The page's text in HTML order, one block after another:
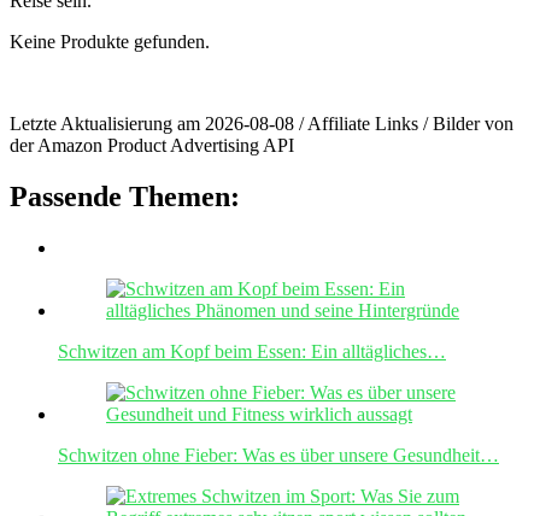
Keine Produkte gefunden.
Letzte Aktualisierung am 2026-08-08 / Affiliate Links / Bilder von
der Amazon Product Advertising API
Passende Themen:
Schwitzen am Kopf beim Essen: Ein alltägliches…
Schwitzen ohne Fieber: Was es über unsere Gesundheit…